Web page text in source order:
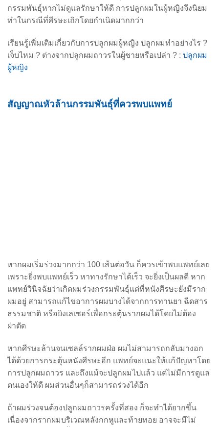
กรรมพันธุ์หากไม่ดูแลรักษาให้ดี การปลูกผมในผู้หญิงจึงนิยม
ทำในกรณีที่ศีรษะเถิกโดยกำเนิดมากกว่า
เรียนรู้เพิ่มเติมเกี่ยวกับการปลูกผมผู้หญิง ปลูกผมทำอย่างไร ?
เจ็บไหม ? ต่างจากปลูกผมถาวรในผู้ชายหรือเปล่า ? : ปลูกผม
ผู้หญิง
สัญญาณหัวล้านกรรมพันธุ์ที่ควรพบแพทย์
หากผมเริ่มร่วงมากกว่า 100 เส้นต่อวัน ก็ควรเข้าพบแพทย์เลย
เพราะยิ่งพบแพทย์เร็ว หาทางรักษาได้เร็ว จะยิ่งเป็นผลดี หาก
แพทย์วินิจฉัยว่าเกิดผมร่วงกรรมพันธุ์แต่ที่หนังศีรษะยังมีราก
ผมอยู่ สามารถแก้ไขอาการผมบางได้จากการทานยา ฉีดสาร
ธรรมชาติ หรือยิงเลเซอร์เพื่อกระตุ้นรากผมได้โดยไม่ต้อง
ผ่าตัด
หากศีรษะล้านจนเซลล์รากผมฝ่อ ผมไม่สามารถกลับมางอก
ได้ด้วยการกระตุ้นหนังศีรษะอีก แพทย์จะแนะให้แก้ปัญหาโดย
การปลูกผมถาวร และถึงแม้จะปลูกผมไปแล้ว แต่ไม่มีการดูแล
ตนเองให้ดี ผมส่วนอื่นๆก็สามารถร่วงได้อีก
ถ้าผมร่วงจนต้องปลูกผมถาวรครั้งที่สอง ก็จะทำได้ยากขึ้น
เนื่องจากรากผมบริเวณหลังกกหูและท้ายทอย อาจจะมีไม่